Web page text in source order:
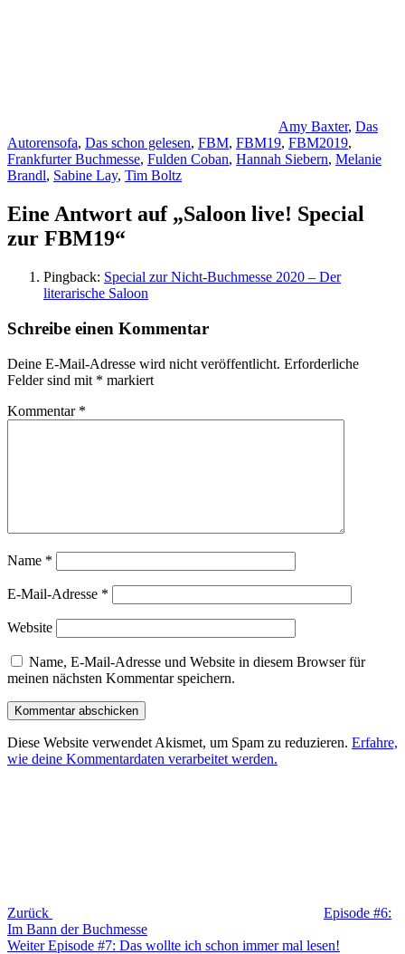
Amy Baxter, Das
Autorensofa, Das schon gelesen, FBM, FBM19, FBM2019,
Frankfurter Buchmesse, Fulden Coban, Hannah Siebern, Melanie
Brandl, Sabine Lay, Tim Boltz
Eine Antwort auf „Saloon live! Special
zur FBM19“
Pingback: Special zur Nicht-Buchmesse 2020 – Der
literarische Saloon
Schreibe einen Kommentar
Deine E-Mail-Adresse wird nicht veröffentlicht. Erforderliche
Felder sind mit * markiert
Kommentar *
Name *
E-Mail-Adresse *
Website
Name, E-Mail-Adresse und Website in diesem Browser für
meinen nächsten Kommentar speichern.
Diese Website verwendet Akismet, um Spam zu reduzieren. Erfahre,
wie deine Kommentardaten verarbeitet werden.
Zurück
Episode #6:
Im Bann der Buchmesse
Nächster
Weiter Episode #7: Das wollte ich schon immer mal lesen!